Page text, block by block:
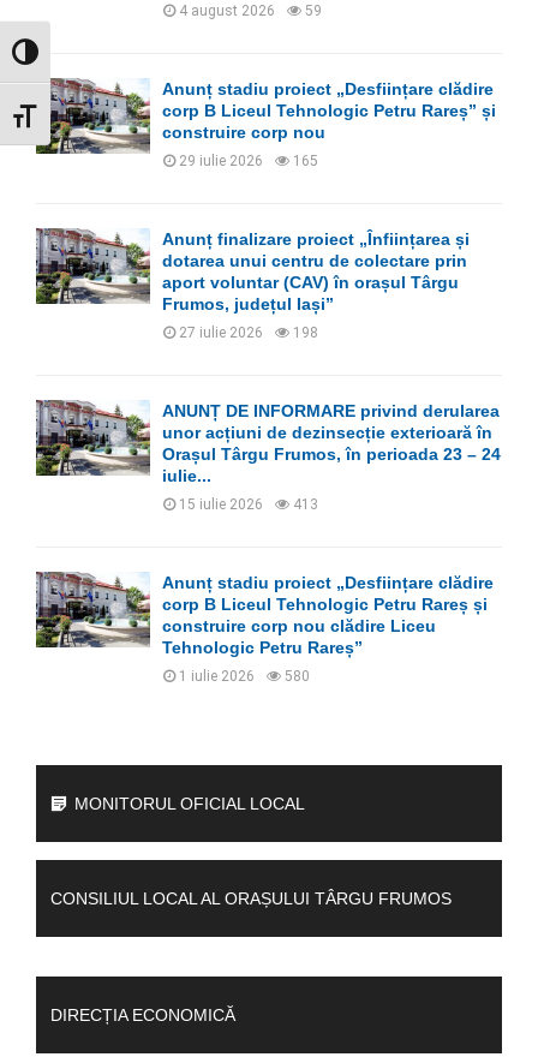
GLISOR NIVEL CONTRAST
GLISOR MĂRIME FONT
4 august 2026 59
Anunț stadiu proiect „Desființare clădire
corp B Liceul Tehnologic Petru Rareș” și
construire corp nou
29 iulie 2026 165
Anunț finalizare proiect „Înființarea și
dotarea unui centru de colectare prin
aport voluntar (CAV) în orașul Târgu
Frumos, județul Iași”
27 iulie 2026 198
ANUNȚ DE INFORMARE privind derularea
unor acțiuni de dezinsecție exterioară în
Orașul Târgu Frumos, în perioada 23 – 24
iulie...
15 iulie 2026 413
Anunț stadiu proiect „Desființare clădire
corp B Liceul Tehnologic Petru Rareș și
construire corp nou clădire Liceu
Tehnologic Petru Rareș”
1 iulie 2026 580
MONITORUL OFICIAL LOCAL
CONSILIUL LOCAL AL ORAȘULUI TÂRGU FRUMOS
DIRECȚIA ECONOMICĂ